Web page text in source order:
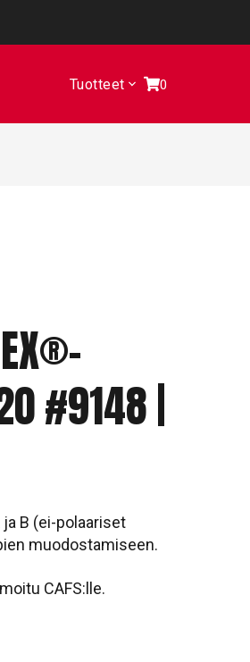
Tuotteet 0
#9148 |
B (ei-polaariset
muodostamiseen.
CAFS:lle.